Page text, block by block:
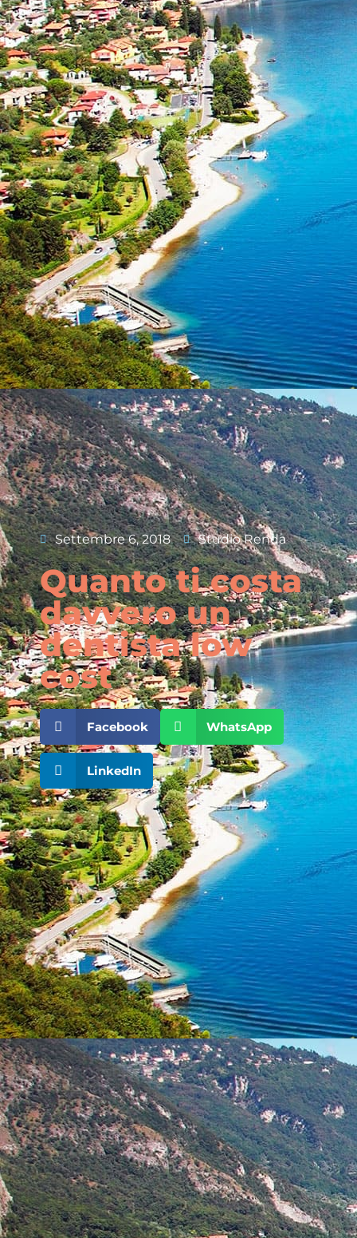
Settembre 6, 2018 Studio Renda
Quanto ti costa
davvero un
dentista low
cost
Facebook WhatsApp
LinkedIn